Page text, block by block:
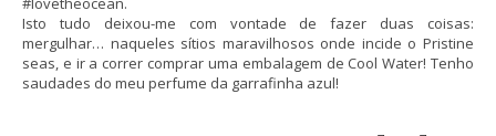
Isto tudo deixou-me com vontade de fazer duas coisas:
mergulhar… naqueles sítios maravilhosos onde incide o Pristine
seas, e ir a correr comprar uma embalagem de Cool Water! Tenho
saudades do meu perfume da garrafinha azul!